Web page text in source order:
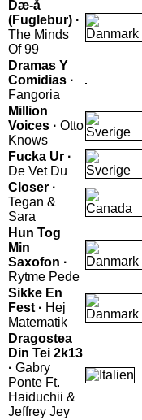
Dæ-å
(Fuglebur) ·
The Minds
Of 99
Dramas Y
Comidias ·
Fangoria
Million
Voices · Otto
Knows
Fucka Ur ·
De Vet Du
Closer ·
Tegan &
Sara
Hun Tog
Min
Saxofon ·
Rytme Pede
Sikke En
Fest · Hej
Matematik
Dragostea
Din Tei 2k13
· Gabry
Ponte Ft.
Haiduchii &
Jeffrey Jey